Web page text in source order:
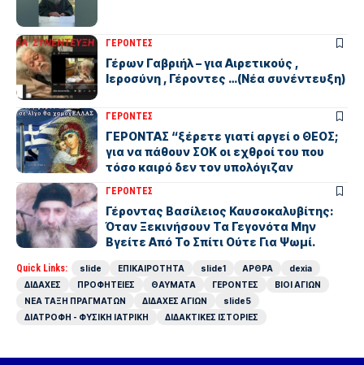
ΓΕΡΟΝΤΕΣ
Γέρων Γαβριήλ – για Αιρετικούς ,
Ιεροσύνη , Γέροντες …(Νέα συνέντευξη)
ΓΕΡΟΝΤΕΣ
ΓΕΡΟΝΤΑΣ “ξέρετε γιατί αργεί ο ΘΕΟΣ;
για να πάθουν ΣΟΚ οι εχθροί του που
τόσο καιρό δεν τον υπολόγιζαν
ΓΕΡΟΝΤΕΣ
Γέροντας Βασίλειος Καυσοκαλυβίτης:
Όταν Ξεκινήσουν Τα Γεγονότα Μην
Βγείτε Από Το Σπίτι Ούτε Για Ψωμί.
Quick Links: slide ΕΠΙΚΑΙΡΟΤΗΤΑ slide1 ΑΡΘΡΑ
dexia
ΔΙΔΑΧΕΣ
ΠΡΟΦΗΤΕΙΕΣ ΘΑΥΜΑΤΑ ΓΕΡΟΝΤΕΣ
ΒΙΟΙ ΑΓΙΩΝ
ΝΕΑ ΤΑΞΗ ΠΡΑΓΜΑΤΩΝ
ΔΙΔΑΧΕΣ ΑΓΙΩΝ
slide5
ΔΙΑΤΡΟΦΗ - ΦΥΣΙΚΗ ΙΑΤΡΙΚΗ
ΔΙΔΑΚΤΙΚΕΣ ΙΣΤΟΡΙΕΣ